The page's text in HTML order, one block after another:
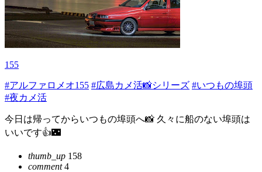
155
#アルファロメオ155 #広島カメ活📸シリーズ #いつもの埠頭
#夜カメ活
今日は帰ってからいつもの埠頭へ📸 久々に船のない埠頭は
いいです👍🌃
thumb_up 158
comment4